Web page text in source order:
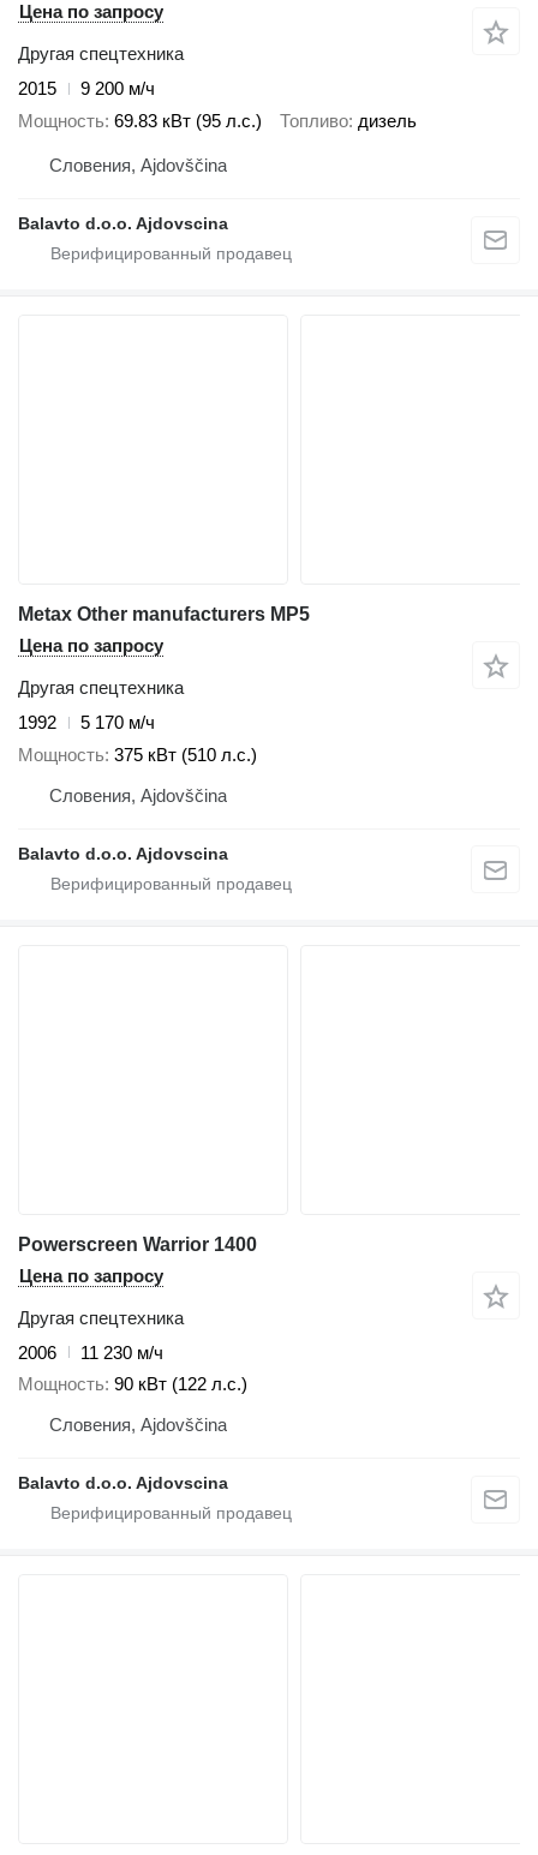
Цена по запросу
Другая спецтехника
2015
9 200 м/ч
Мощность 69.83 кВт (95 л.с.) Топливо дизель
Словения, Ajdovščina
Balavto d.o.o. Ajdovscina
Metax Other manufacturers MP5
Цена по запросу
Другая спецтехника
1992
5 170 м/ч
Мощность 375 кВт (510 л.с.)
Словения, Ajdovščina
Balavto d.o.o. Ajdovscina
Powerscreen Warrior 1400
Цена по запросу
Другая спецтехника
2006
11 230 м/ч
Мощность 90 кВт (122 л.с.)
Словения, Ajdovščina
Balavto d.o.o. Ajdovscina